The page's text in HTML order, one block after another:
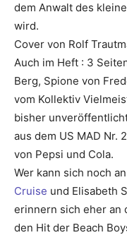
dem Anwalt des
wird.
Cover von Rolf
Auch im Heft : 3
Berg, Spione von
vom Kollektiv
bisher
aus dem US MAD Nr.
von Pepsi und Cola.
Wer kann sich noch
Cruise und Elisabeth
erinnern sich eher an
den Hit der Beach